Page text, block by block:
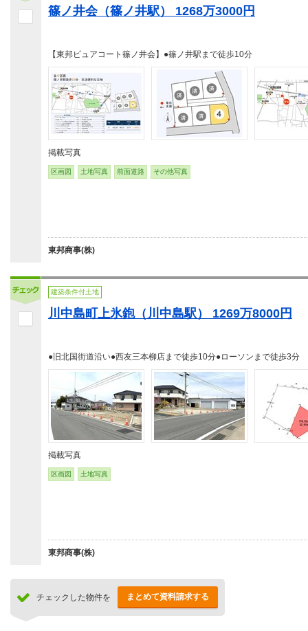
篠ノ井会（篠ノ井駅） 1268万3000円
【東邦ピュアコート篠ノ井会】●篠ノ井駅まで徒歩10分
掲載写真
区画図 土地写真 前面道路 その他写真
東邦商事(株)
建築条件付土地
川中島町上氷鉋（川中島駅） 1269万8000円
●旧北国街道沿い●西友三本柳店まで徒歩10分●ローソンまで徒歩3分
掲載写真
区画図 土地写真
東邦商事(株)
チェックした物件を まとめて資料請求する